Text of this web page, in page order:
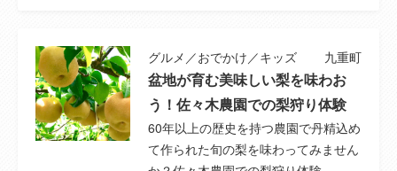
容積率 --
取引態様 売主
建築確認番号 第95号
グルメ／おでかけ／キッズ 九重町
盆地が育む美味しい梨を味わお
う！佐々木農園での梨狩り体験
60年以上の歴史を持つ農園で丹精込め
て作られた旬の梨を味わってみません